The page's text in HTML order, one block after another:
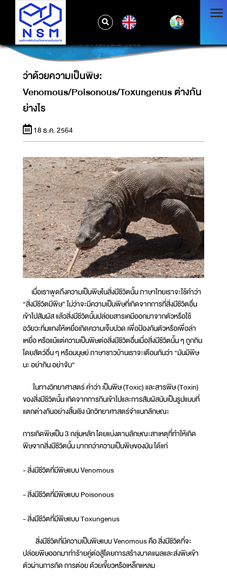
ว่าด้วยความเป็นพิษ:
VENOMOUS/POISONOUS/TOXUNGENUS
ต่างกันย่างไร
ว่าด้วยความเป็นพิษ:
Venomous/Poisonous/Toxungenus ต่างกัน
ย่างไร
18 ธ.ค. 2564
เมื่อเราพูดถึงความเป็นพิษในสิ่งมีชีวิตนั้น ภาษาไทยเราจะใช้คำว่า
“สิ่งมีชีวิตมีพิษ” ไม่ว่าจะมีความเป็นพิษที่เกิดจากการที่สิ่งมีชีวิตอื่น
เข้าไปสัมผัส แล้วสิ่งมีชีวิตนั้นปล่อยสารเคมีออกมาจากตัวหรือใช้
อวัยวะทิ่มแทงให้เหยื่อเกิดความเจ็บปวด เพื่อป้องกันตัวหรือเพื่อล่า
เหยื่อ หรือแม้แต่ความเป็นพิษต่อสิ่งมีชีวิตอื่นเมื่อสิ่งมีชีวิตนั้น ๆ ถูกกิน
โดยสัตว์อื่น ๆ หรือมนุษย์ ภาษาชาวบ้านเราจะเตือนกันว่า “มันมีพิษ
นะ อย่ากิน อย่าจับ”
ในทางวิทยาศาสตร์ คำว่า เป็นพิษ (Toxic) และสารพิษ (Toxin)
ของสิ่งมีชีวิตนั้น เกิดจากการกินเข้าไปและการสัมผัสนับเป็นรูปแบบที่
แตกต่างกันอย่างสิ้นเชิง นักวิทยาศาสตร์จำแนกลักษณะ
การเกิดพิษเป็น 3 กลุ่มหลัก โดยแบ่งตามลักษณะสาเหตุที่ทำให้เกิด
พิษจากสิ่งมีชีวิตนั้น มากกว่าความเป็นพิษของมัน ได้แก่
- สิ่งมีชีวิตที่มีพิษแบบ Venomous
- สิ่งมีชีวิตที่มีพิษแบบ Poisonous
- สิ่งมีชีวิตที่มีพิษแบบ Toxungenus
สิ่งมีชีวิตที่มีความเป็นพิษแบบ Venomous คือ สิ่งมีชีวิตที่จะ
ปล่อยพิษออกมาทำร้ายคู่ต่อสู้โดยการสร้างบาดแผลและส่งพิษเข้า
ตัวผ่านการกัด การต่อย ด้วยเขี้ยวหรือเหล็กแหลม